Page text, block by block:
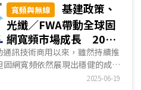
寬頻與無線
基建政策、
光纖／FWA帶動全球固
網寬頻市場成長 2025
年美國固網版圖走向白
熱化競爭
訊技術商用以來，雖然持續推
網寬頻依然展現出穩健的成長
年)固網寬頻用戶數新...2025-06-19